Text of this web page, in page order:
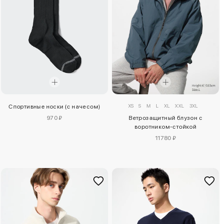
Спортивные носки (с начесом)
970 ₽
XS S M L XL XXL 3XL
Ветрозащитный блузон с
воротником-стойкой
11780 ₽